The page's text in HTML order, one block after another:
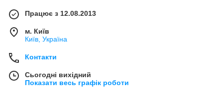
Працює з 12.08.2013
м. Київ
Київ, Україна
Контакти
Сьогодні вихідний
Показати весь графік роботи